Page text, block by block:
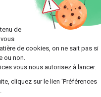
de l'
audience sur la
d'écoute peuvent
menant à une
Par conséquent,
est